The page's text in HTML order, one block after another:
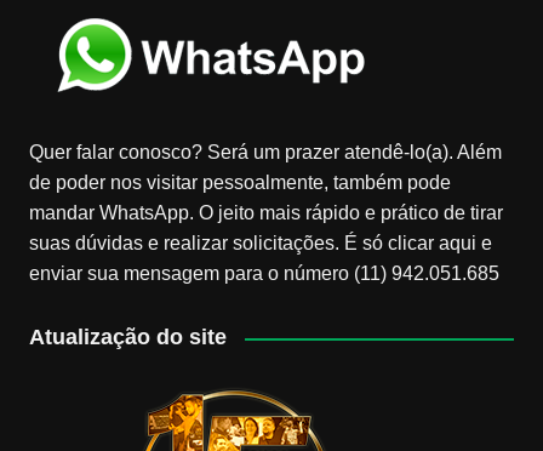
Quer falar conosco? Será um prazer atendê-lo(a). Além
de poder nos visitar pessoalmente, também pode
mandar WhatsApp. O jeito mais rápido e prático de tirar
suas dúvidas e realizar solicitações. É só clicar aqui e
enviar sua mensagem para o número (11) 942.051.685
Atualização do site